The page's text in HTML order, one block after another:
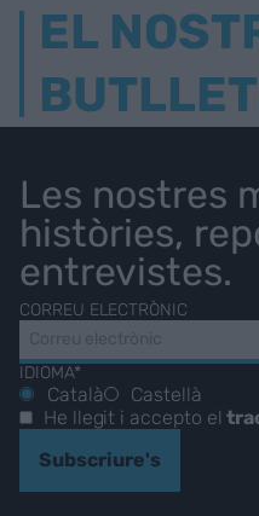
EL
Les nostres
històries,
entrevistes.
CORREU ELECTRÒNIC
IDIOMA*
Català
Castellà
He llegit i accepto el
Subscriure's